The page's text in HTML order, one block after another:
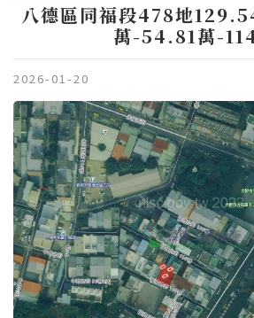
八德區同福段478地
萬-54.81萬-
2026-01-20